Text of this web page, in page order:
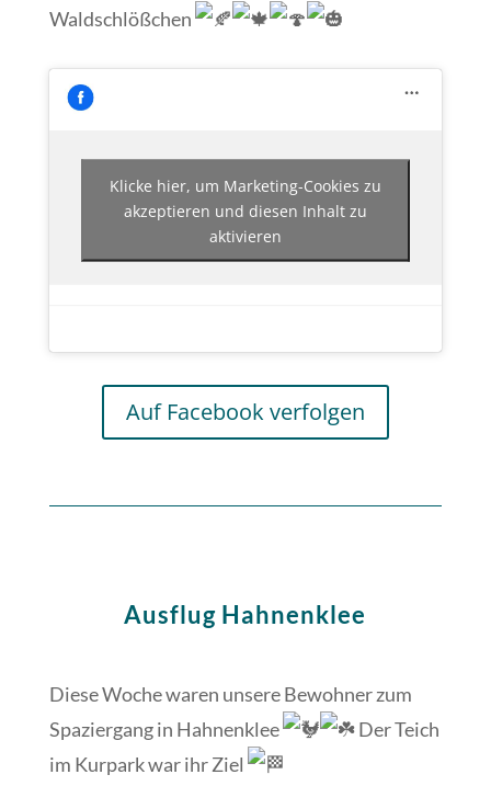
Waldschlößchen
Klicke hier, um Marketing-Cookies zu
akzeptieren und diesen Inhalt zu
aktivieren
Auf Facebook verfolgen
Ausflug Hahnenklee
Diese Woche waren unsere Bewohner zum
Spaziergang in Hahnenklee
Der Teich
im Kurpark war ihr Ziel